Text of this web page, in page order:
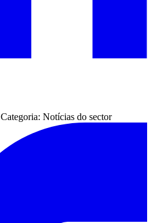
Categoria: Notícias do sector